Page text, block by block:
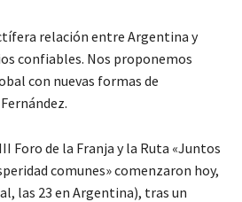
relación entre Argentina y
confiables. Nos proponemos
con nuevas formas de
Foro de la Franja y la Ruta «Juntos
comunes» comenzaron hoy,
las 23 en Argentina), tras un